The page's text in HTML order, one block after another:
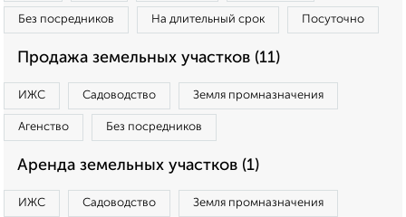
Без посредников На длительный срок Посуточно
Продажа земельных участков (11)
ИЖС Садоводство Земля промназначения
Агенство Без посредников
Аренда земельных участков (1)
ИЖС Садоводство Земля промназначения